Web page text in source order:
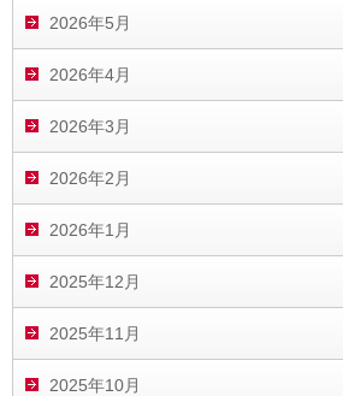
2026年5月
2026年4月
2026年3月
2026年2月
2026年1月
2025年12月
2025年11月
2025年10月